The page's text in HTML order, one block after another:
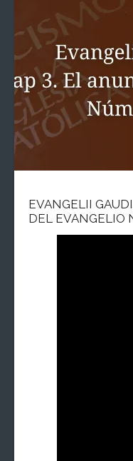
EVANGELII
DEL EVANGELIO